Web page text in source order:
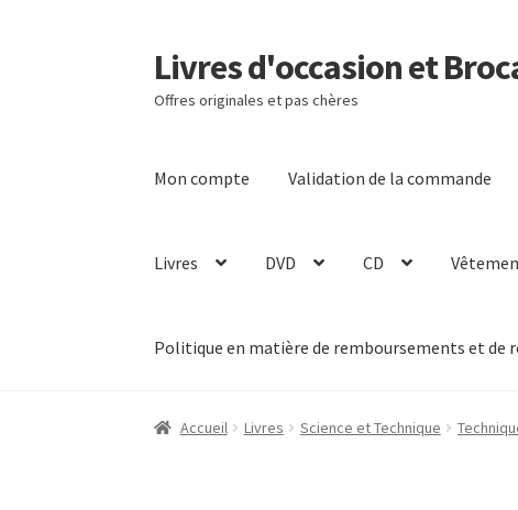
Aller
à
la
Aller
au
contenu
Livres d'occasion et
Offres originales et pas chères
Mon compte Validation de la commande
Livres DVD CD
Politique en matière de remboursements et de
Accueil Livres Science et Technique